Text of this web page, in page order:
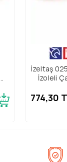
İzeltaş
İzoleli
774,30